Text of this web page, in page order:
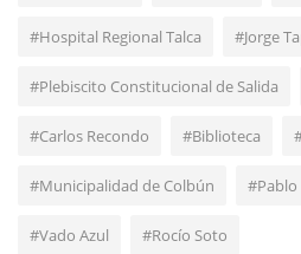
#Hospital Regional Talca #Jorge
#Plebiscito Constitucional de Salida
#Carlos Recondo #Biblioteca
#Municipalidad de Colbún #Pablo
#Vado Azul #Rocío Soto